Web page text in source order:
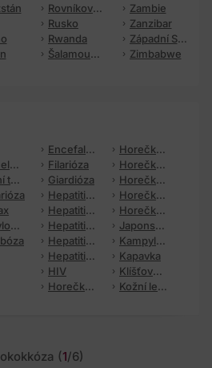
Rovníková Guinea
Rusko
Rwanda
Šalamounovy ostrovy
Zambie
Zanzibar
Západní Sahara
Zimbabwe
Brucelóza
Břišní tyfus
Ankylostomóza
Encefalitida údolí Murray
Filarióza
Giardióza
Hepatitida A
Hepatitida B
Hepatitida C
Hepatitida D
Hepatitida E
HIV
Horečka dengue
Horečka Ebola
Horečka Lassa
Horečka Oroya
Horečka papatači
Horečka Skalistých hor
Japonská encefalitida
Kampylobakterióza
Kapavka
Klíšťová encefalitida
Kožní leishmanióza
(1/6)